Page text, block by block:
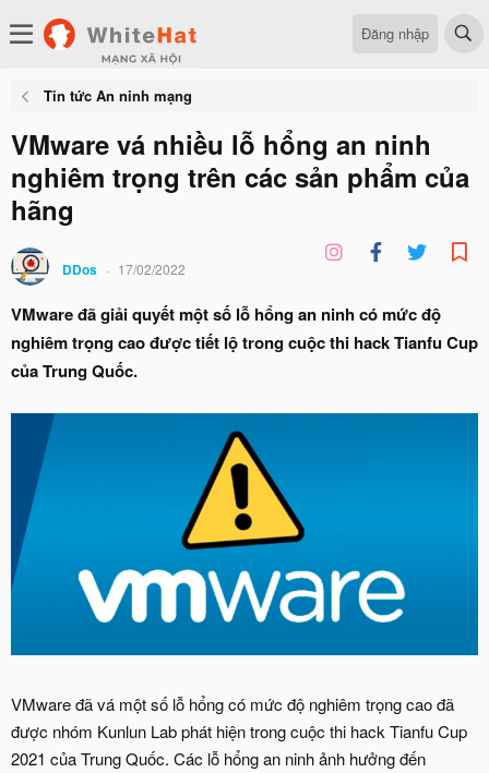
Đăng nhập
Tin tức An ninh mạng
VMware vá nhiều lỗ hổng an ninh
nghiêm trọng trên các sản phẩm của
hãng
DDos 17/02/2022
VMware đã giải quyết một số lỗ hổng an ninh có mức độ
nghiêm trọng cao được tiết lộ trong cuộc thi hack Tianfu Cup
của Trung Quốc.
VMware đã vá một số lỗ hổng có mức độ nghiêm trọng cao đã
được nhóm Kunlun Lab phát hiện trong cuộc thi hack Tianfu Cup
2021 của Trung Quốc. Các lỗ hổng an ninh ảnh hưởng đến